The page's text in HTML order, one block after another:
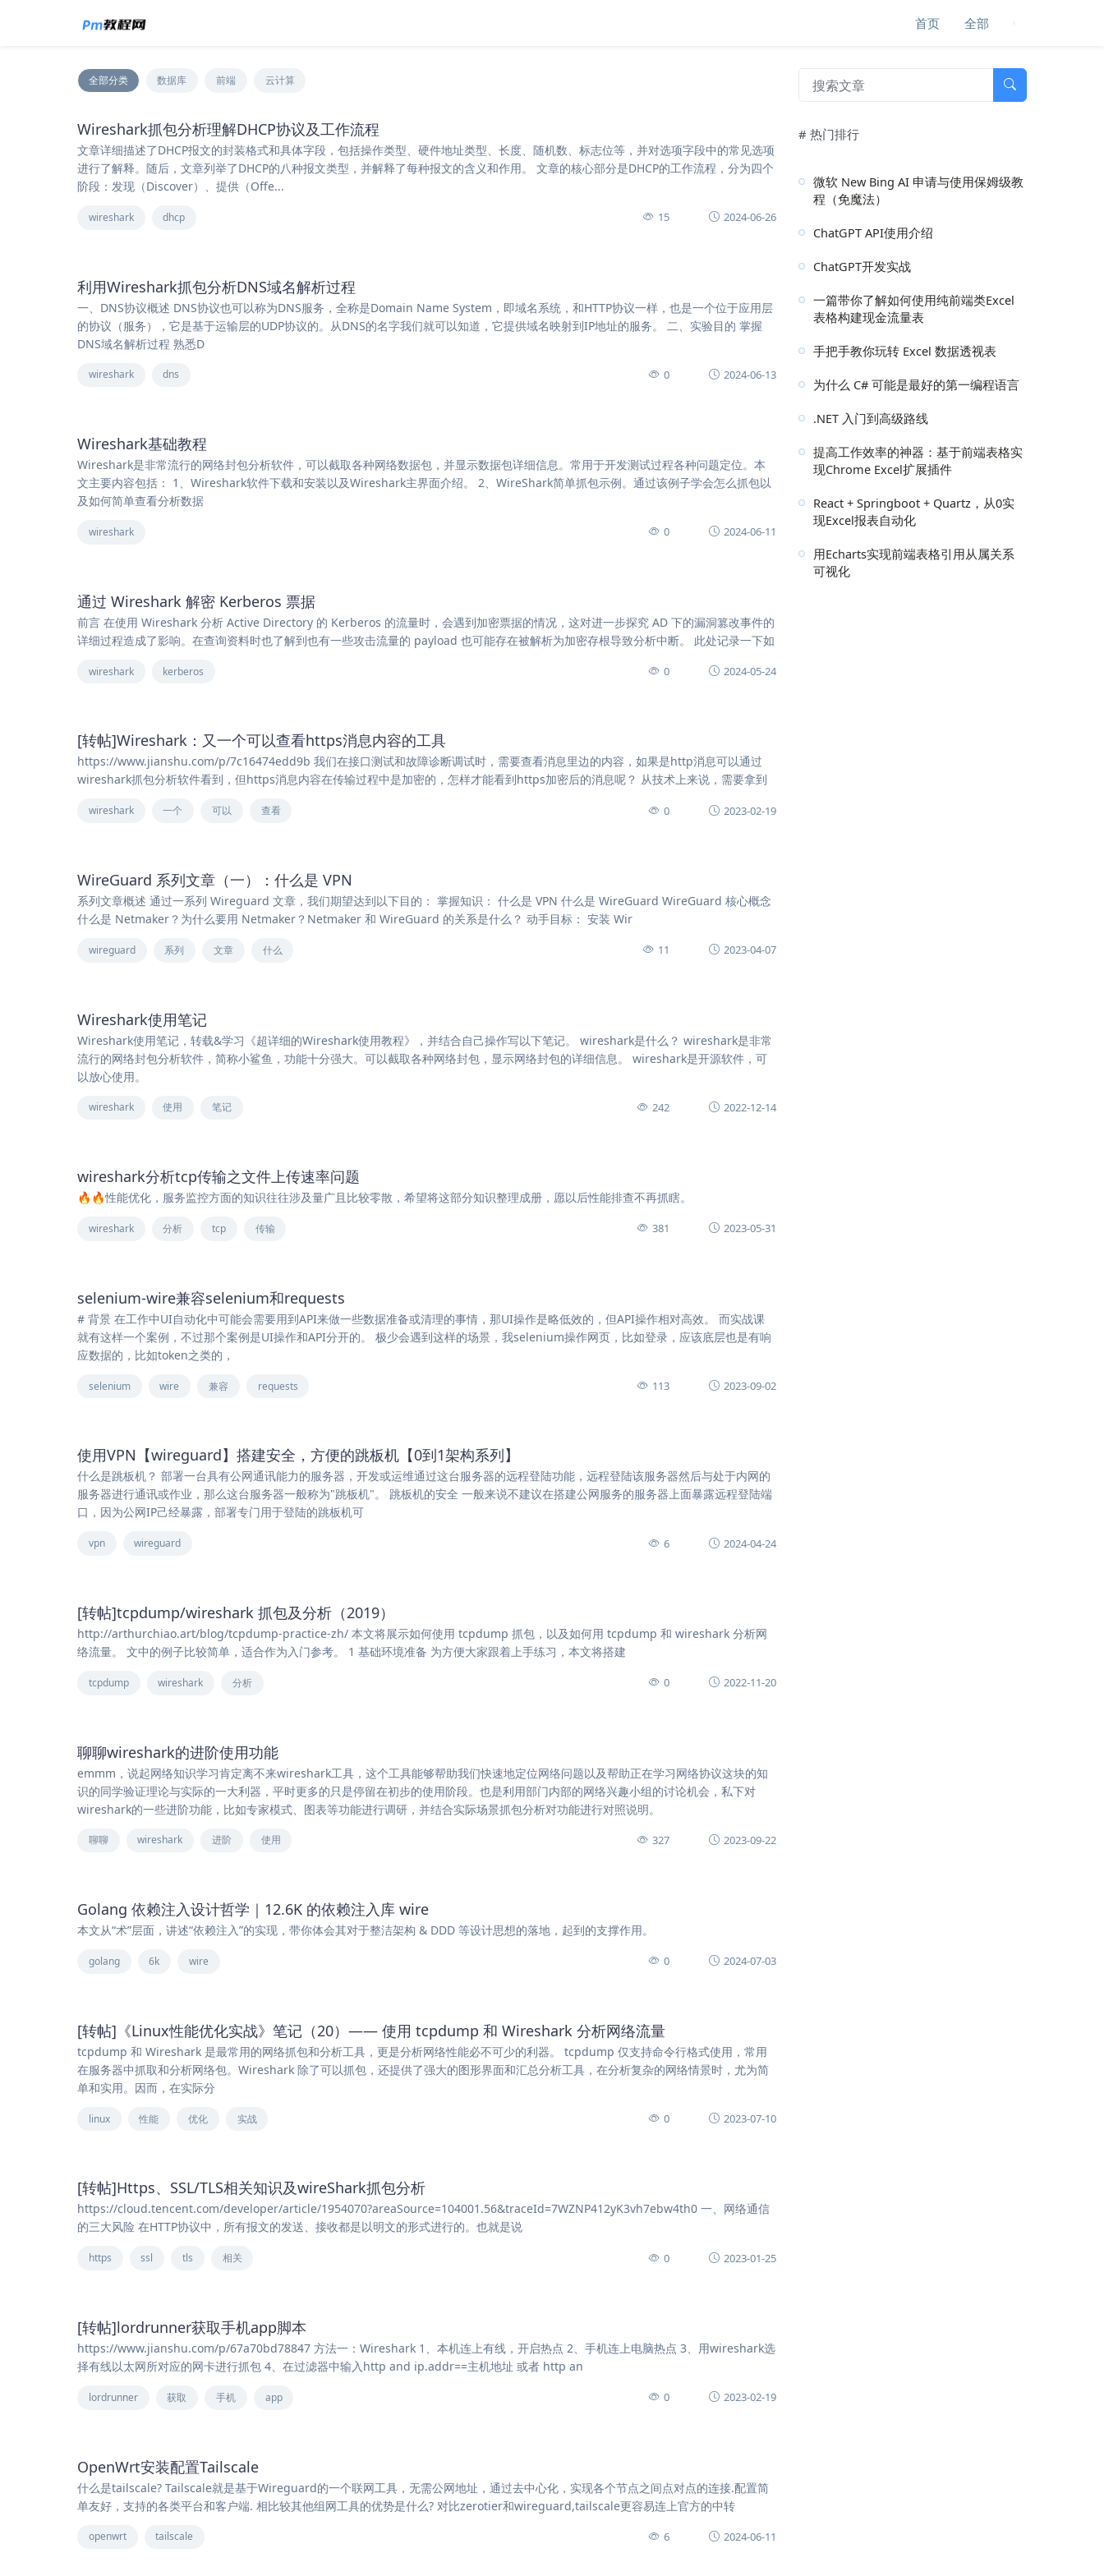
首页 全部
全部分类 数据库 前端 云计算
Wireshark抓包分析理解DHCP协议及工作流程
文章详细描述了DHCP报文的封装格式和具体字段，包括操作类型、硬件地址类型、长度、随机数、标志位等，并对选项字段中的常见选项
进行了解释。随后，文章列举了DHCP的八种报文类型，并解释了每种报文的含义和作用。 文章的核心部分是DHCP的工作流程，分为四个
阶段：发现（Discover）、提供（Offe...
wireshark dhcp 15 2024-06-26
利用Wireshark抓包分析DNS域名解析过程
一、DNS协议概述 DNS协议也可以称为DNS服务，全称是Domain Name System，即域名系统，和HTTP协议一样，也是一个位于应用层
的协议（服务），它是基于运输层的UDP协议的。从DNS的名字我们就可以知道，它提供域名映射到IP地址的服务。 二、实验目的 掌握
DNS域名解析过程 熟悉D
wireshark dns 0 2024-06-13
Wireshark基础教程
Wireshark是非常流行的网络封包分析软件，可以截取各种网络数据包，并显示数据包详细信息。常用于开发测试过程各种问题定位。本
文主要内容包括： 1、Wireshark软件下载和安装以及Wireshark主界面介绍。 2、WireShark简单抓包示例。通过该例子学会怎么抓包以
及如何简单查看分析数据
wireshark 0 2024-06-11
通过 Wireshark 解密 Kerberos 票据
前言 在使用 Wireshark 分析 Active Directory 的 Kerberos 的流量时，会遇到加密票据的情况，这对进一步探究 AD 下的漏洞篡改事件的
详细过程造成了影响。在查询资料时也了解到也有一些攻击流量的 payload 也可能存在被解析为加密存根导致分析中断。 此处记录一下如
wireshark kerberos 0 2024-05-24
[转帖]Wireshark：又一个可以查看https消息内容的工具
https://www.jianshu.com/p/7c16474edd9b 我们在接口测试和故障诊断调试时，需要查看消息里边的内容，如果是http消息可以通过
wireshark抓包分析软件看到，但https消息内容在传输过程中是加密的，怎样才能看到https加密后的消息呢？ 从技术上来说，需要拿到
wireshark 一个 可以 查看 0 2023-02-19
WireGuard 系列文章（一）：什么是 VPN
系列文章概述 通过一系列 Wireguard 文章，我们期望达到以下目的： 掌握知识： 什么是 VPN 什么是 WireGuard WireGuard 核心概念
什么是 Netmaker？为什么要用 Netmaker？Netmaker 和 WireGuard 的关系是什么？ 动手目标： 安装 Wir
wireguard 系列 文章 什么 11 2023-04-07
Wireshark使用笔记
Wireshark使用笔记，转载&学习《超详细的Wireshark使用教程》，并结合自己操作写以下笔记。 wireshark是什么？ wireshark是非常
流行的网络封包分析软件，简称小鲨鱼，功能十分强大。可以截取各种网络封包，显示网络封包的详细信息。 wireshark是开源软件，可
以放心使用。
wireshark 使用 笔记 242 2022-12-14
wireshark分析tcp传输之文件上传速率问题
🔥🔥性能优化，服务监控方面的知识往往涉及量广且比较零散，希望将这部分知识整理成册，愿以后性能排查不再抓瞎。
wireshark 分析 tcp 传输 381 2023-05-31
selenium-wire兼容selenium和requests
# 背景 在工作中UI自动化中可能会需要用到API来做一些数据准备或清理的事情，那UI操作是略低效的，但API操作相对高效。 而实战课
就有这样一个案例，不过那个案例是UI操作和API分开的。 极少会遇到这样的场景，我selenium操作网页，比如登录，应该底层也是有响
应数据的，比如token之类的，
selenium wire 兼容 requests 113 2023-09-02
使用VPN【wireguard】搭建安全，方便的跳板机【0到1架构系列】
什么是跳板机？ 部署一台具有公网通讯能力的服务器，开发或运维通过这台服务器的远程登陆功能，远程登陆该服务器然后与处于内网的
服务器进行通讯或作业，那么这台服务器一般称为"跳板机"。 跳板机的安全 一般来说不建议在搭建公网服务的服务器上面暴露远程登陆端
口，因为公网IP己经暴露，部署专门用于登陆的跳板机可
vpn wireguard 6 2024-04-24
[转帖]tcpdump/wireshark 抓包及分析（2019）
http://arthurchiao.art/blog/tcpdump-practice-zh/ 本文将展示如何使用 tcpdump 抓包，以及如何用 tcpdump 和 wireshark 分析网
络流量。 文中的例子比较简单，适合作为入门参考。 1 基础环境准备 为方便大家跟着上手练习，本文将搭建
tcpdump wireshark 分析 0 2022-11-20
聊聊wireshark的进阶使用功能
emmm，说起网络知识学习肯定离不来wireshark工具，这个工具能够帮助我们快速地定位网络问题以及帮助正在学习网络协议这块的知
识的同学验证理论与实际的一大利器，平时更多的只是停留在初步的使用阶段。也是利用部门内部的网络兴趣小组的讨论机会，私下对
wireshark的一些进阶功能，比如专家模式、图表等功能进行调研，并结合实际场景抓包分析对功能进行对照说明。
聊聊 wireshark 进阶 使用 327 2023-09-22
Golang 依赖注入设计哲学｜12.6K 的依赖注入库 wire
本文从“术”层面，讲述“依赖注入”的实现，带你体会其对于整洁架构 & DDD 等设计思想的落地，起到的支撑作用。
golang 6k wire 0 2024-07-03
[转帖]《Linux性能优化实战》笔记（20）—— 使用 tcpdump 和 Wireshark 分析网络流量
tcpdump 和 Wireshark 是最常用的网络抓包和分析工具，更是分析网络性能必不可少的利器。 tcpdump 仅支持命令行格式使用，常用
在服务器中抓取和分析网络包。Wireshark 除了可以抓包，还提供了强大的图形界面和汇总分析工具，在分析复杂的网络情景时，尤为简
单和实用。因而，在实际分
linux 性能 优化 实战 0 2023-07-10
[转帖]Https、SSL/TLS相关知识及wireShark抓包分析
https://cloud.tencent.com/developer/article/1954070?areaSource=104001.56&traceId=7WZNP412yK3vh7ebw4th0 一、网络通信
的三大风险 在HTTP协议中，所有报文的发送、接收都是以明文的形式进行的。也就是说
https ssl tls 相关 0 2023-01-25
[转帖]lordrunner获取手机app脚本
https://www.jianshu.com/p/67a70bd78847 方法一：Wireshark 1、本机连上有线，开启热点 2、手机连上电脑热点 3、用wireshark选
择有线以太网所对应的网卡进行抓包 4、在过滤器中输入http and ip.addr==主机地址 或者 http an
lordrunner 获取 手机 app 0 2023-02-19
OpenWrt安装配置Tailscale
什么是tailscale? Tailscale就是基于Wireguard的一个联网工具，无需公网地址，通过去中心化，实现各个节点之间点对点的连接.配置简
单友好，支持的各类平台和客户端. 相比较其他组网工具的优势是什么? 对比zerotier和wireguard,tailscale更容易连上官方的中转
openwrt tailscale 6 2024-06-11
# 热门排行
微软 New Bing AI 申请与使用保姆级教
程（免魔法）
ChatGPT API使用介绍
ChatGPT开发实战
一篇带你了解如何使用纯前端类Excel
表格构建现金流量表
手把手教你玩转 Excel 数据透视表
为什么 C# 可能是最好的第一编程语言
.NET 入门到高级路线
提高工作效率的神器：基于前端表格实
现Chrome Excel扩展插件
React + Springboot + Quartz，从0实
现Excel报表自动化
用Echarts实现前端表格引用从属关系
可视化